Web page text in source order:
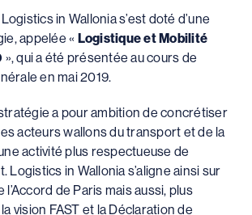
in Wallonia s’est doté d’une
appelée « Logistique et Mobilité
», qui a été présentée au cours de
en mai 2019.
a pour ambition de concrétiser
acteurs wallons du transport et de la
activité plus respectueuse de
Logistics in Wallonia s’aligne ainsi sur
l’Accord de Paris mais aussi, plus
vision FAST et la Déclaration de